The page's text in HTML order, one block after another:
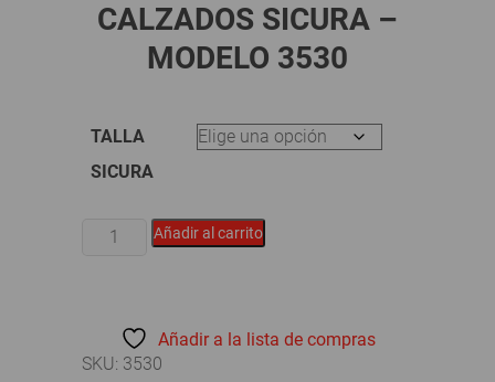
CALZADOS SICURA –
MODELO 3530
TALLA
SICURA
CALZADOS
cantidad
Añadir al carrito
Añadir a la lista de compras
SKU: 3530